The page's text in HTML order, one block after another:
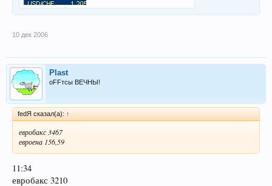
10 дек 2006
Plast
оFFтсы ВЕЧНЫ!
fedЯ сказал(а): ↑
евробакс 3467
евроена 156,59
11:34
евробакс 3210